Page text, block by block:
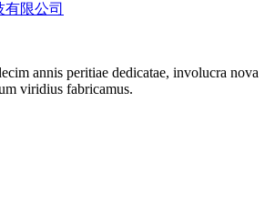
限公司
annis peritiae dedicatae, involucra nova
viridius fabricamus.